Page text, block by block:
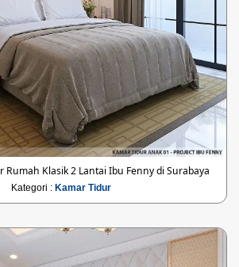
Rumah Klasik 2 Lantai Ibu Fenny di Surabaya
Kategori : Kamar Tidur